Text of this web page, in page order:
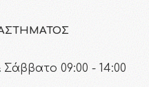
Σάββατο 09:00 - 14:00